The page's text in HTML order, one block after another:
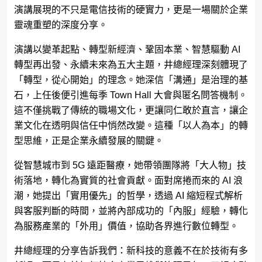
演講展現的不只是電信技術的硬實力，更是一場關於企業
靈魂重塑的深度分享。
演講以變革起點、轉型新經濟、鞏固本業、智慧驅動 AI
轉型再出發、永續未來為五大主題，井總經理深刻體現了
「轉型，從心開始」的理念。她深信「溝通」是治理的基
石，上任後便引進每季 Town Hall 大會與匿名問答機制。
這不僅挑戰了傳統的職場文化，更讓同仁敢於直言，讓企
業文化在透明與信任中悄然改變。這種「以人為本」的轉
型思維，正是企業永續發展的關鍵。
從智慧城市到 5G 遠距醫療，她帶領團隊將「大人物」技
術落地，轉化為實質的社會貢獻。面對席捲而來的 AI 浪
潮，她提出「實用優先」的哲學，透過 AI 縮短程式解析
與客服判斷的時間，並將內部成功的「內服」經驗，轉化
為服務產業的「外用」價值，協助各界進行數位轉型。
井總經理的分享告訴我們：新科技的意義不在於技術有多